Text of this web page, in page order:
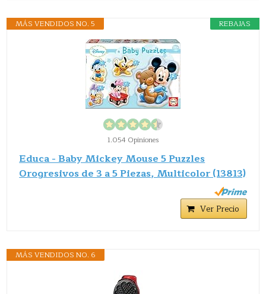
REBAJAS
MÁS VENDIDOS NO. 5
1.054 Opiniones
Educa - Baby Mickey Mouse 5 Puzzles
Orogresivos de 3 a 5 Piezas, Multicolor (13813)
Ver Precio
MÁS VENDIDOS NO. 6